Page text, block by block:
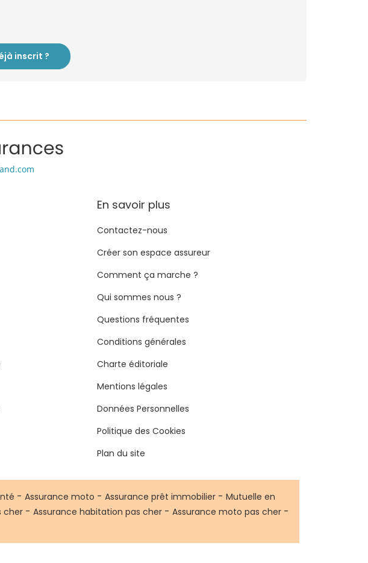
inscrit ?
En savoir plus
Contactez-nous
Créer son espace assureur
Comment ça marche ?
Qui sommes nous ?
Questions fréquentes
Conditions générales
Charte éditoriale
Mentions légales
Données Personnelles
Politique des Cookies
Plan du site
- Assurance moto - Assurance prêt immobilier - Mutuelle en
cher - Assurance habitation pas cher - Assurance moto pas cher -